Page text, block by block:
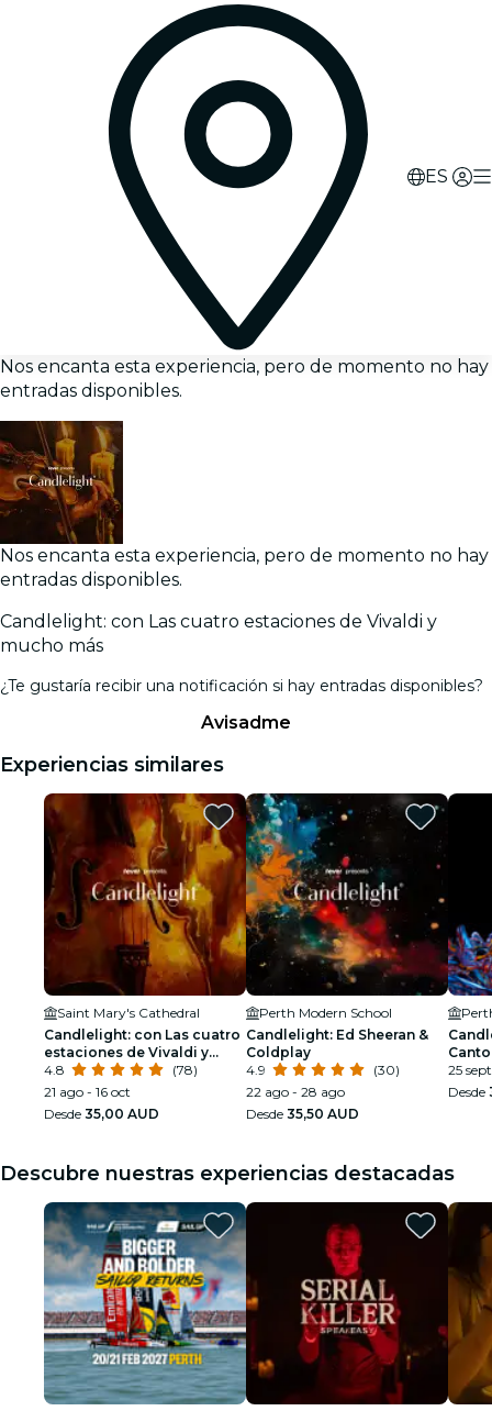
ES
Nos encanta esta experiencia, pero de momento no hay
entradas disponibles.
Nos encanta esta experiencia, pero de momento no hay
entradas disponibles.
Candlelight: con Las cuatro estaciones de Vivaldi y
mucho más
¿Te gustaría recibir una notificación si hay entradas disponibles?
Avisadme
Experiencias similares
Saint Mary's Cathedral
Candlelight: con Las cuatro
estaciones de Vivaldi y
mucho más
4.8
(78)
21 ago - 16 oct
Desde 35,00 AUD
Perth Modern School
Candlelight: Ed Sheeran &
Coldplay
4.9
(30)
22 ago - 28 ago
Desde 35,50 AUD
25 sept
Desde
Descubre nuestras experiencias destacadas